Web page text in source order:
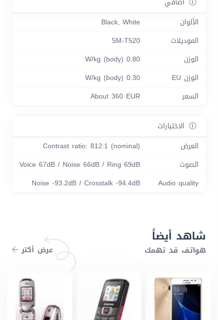
الألوان
Black, White
الموديلات
SM-T520
الوزن
0.80 W/kg (body)
الوزن EU
0.30 W/kg (body)
السعر
About 360 EUR
الاختبارات
العرض
Contrast ratio: 812:1 (nominal)
الصوت
Voice 67dB / Noise 66dB / Ring 69dB
Audio quality
Noise -93.2dB / Crosstalk -94.4dB
شاهد أيضاً
هواتف قد تهمك عرض أكتر